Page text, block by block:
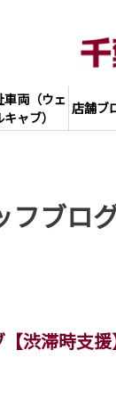
車両（ウェ
キャブ）
店舗ブ
フブロ
【渋滞時